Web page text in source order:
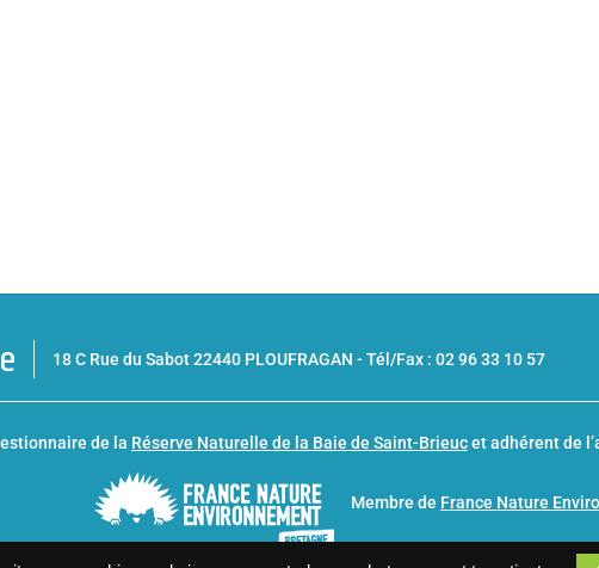
18 C Rue du Sabot 22440 PLOUFRAGAN -Tél/Fax : 02 96 33 10 57
de la Réserve Naturelle de la Baie de Saint-Brieucet adhérent de
Membre de France Nature